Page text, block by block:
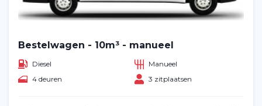
Bestelwagen - 10m³ - manueel
Diesel
Manueel
4 deuren
3 zitplaatsen